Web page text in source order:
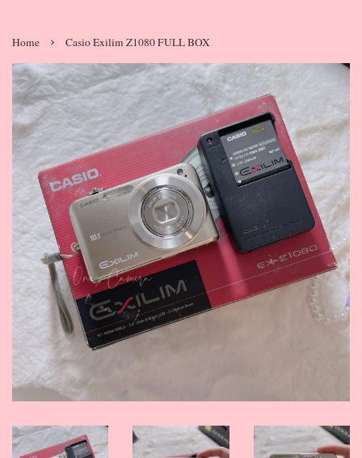
Home › Casio Exilim Z1080 FULL BOX